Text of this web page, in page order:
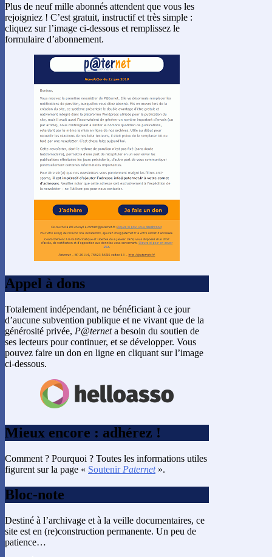
Plus de neuf mille abonnés attendent que vous les
rejoigniez ! C’est gratuit, instructif et très simple :
cliquez sur l’image ci-dessous et remplissez le
formulaire d’abonnement.
Appel à dons
Totalement indépendant, ne bénéficiant à ce jour
d’aucune subvention publique et ne vivant que de la
générosité privée, P@terneta besoin du soutien de
ses lecteurs pour continuer, et se développer. Vous
pouvez faire un don en ligne en cliquant sur l’image
ci-dessous.
Mieux encore : adhérez !
Comment ? Pourquoi ? Toutes les informations utiles
figurent sur la page « Soutenir Paternet».
Bloc-note
Destiné à l’archivage et à la veille documentaires, ce
site est en (re)construction permanente. Un peu de
patience…